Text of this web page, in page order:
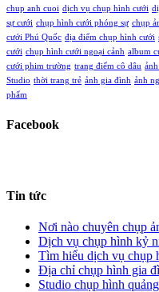
chup anh cuoi dịch vụ chụp hình cưới
sự cưới chụp hình cưới phóng sự chụp
cưới Phú Quốc địa điểm chụp hình cưới
cưới chụp hình cưới ngoại cảnh album
cưới phim trường trang điểm cô dâu
Studio thời trang trẻ ảnh gia đình ảnh
phẩm
Facebook
Tin tức
Nơi nào chuyên chụp
Dịch vụ chụp hình kỷ
Tìm hiểu dịch vụ chụp
Địa chỉ chụp hình gia
Studio chụp hình